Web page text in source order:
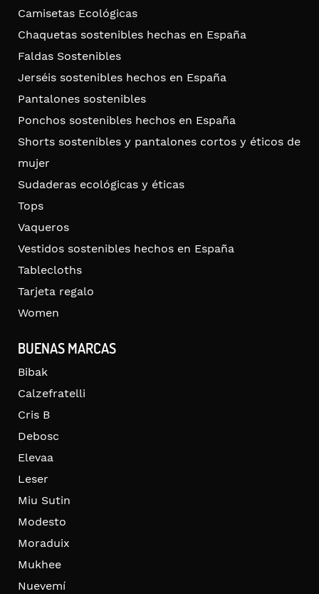
Camisetas Ecológicas
Chaquetas sostenibles hechas en España
Faldas Sostenibles
Jerséis sostenibles hechos en España
Pantalones sostenibles
Ponchos sostenibles hechos en España
Shorts sostenibles y pantalones cortos y éticos de
mujer
Sudaderas ecológicas y éticas
Tops
Vaqueros
Vestidos sostenibles hechos en España
Tablecloths
Tarjeta regalo
Women
BUENAS MARCAS
Bibak
Calzefratelli
Cris B
Debosc
Elevaa
Leser
Miu Sutin
Modesto
Moraduix
Mukhee
Nuevemí